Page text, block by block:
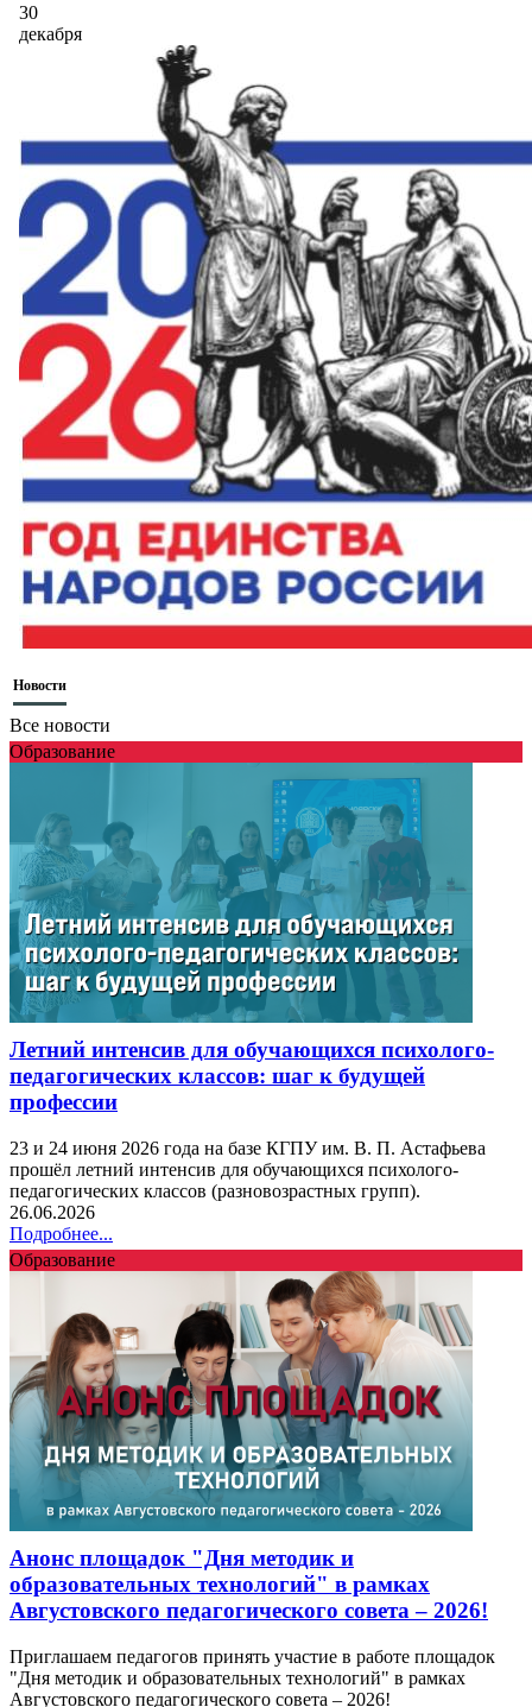
30
декабря
Новости
Все новости
Образование
Летний интенсив для обучающихся психолого-
педагогических классов: шаг к будущей
профессии
23 и 24 июня 2026 года на базе КГПУ им. В. П. Астафьева
прошёл летний интенсив для обучающихся психолого-
педагогических классов (разновозрастных групп).
26.06.2026
Подробнее...
Образование
Анонс площадок "Дня методик и
образовательных технологий" в рамках
Августовского педагогического совета – 2026!
Приглашаем педагогов принять участие в работе площадок
"Дня методик и образовательных технологий" в рамках
Августовского педагогического совета – 2026!